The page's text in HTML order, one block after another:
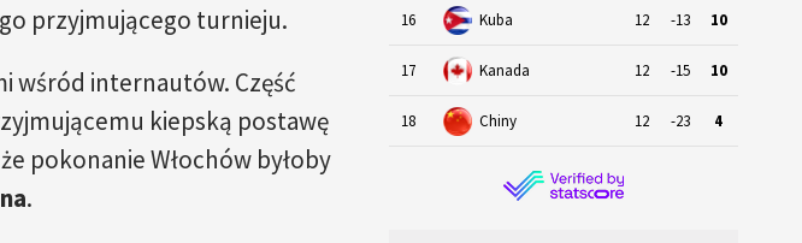
przyjmującego turnieju.
wśród internautów. Część
kiepską postawę
pokonanie Włochów byłoby
.
16 Kuba 12 -13 10
17 Kanada 12 -15 10
18 Chiny 12 -23 4